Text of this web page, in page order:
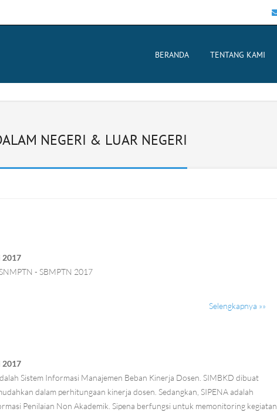
BERANDA TENTANG KAMI
NEGERI & LUAR NEGERI
2017
- SBMPTN 2017
Selengkapnya »»
2017
Sistem Informasi Manajemen Beban Kinerja Dosen. SIMBKD dibuat
dalam perhitungaan kinerja dosen. Sedangkan, SIPENA adalah
Penilaian Non Akademik. Sipena berfungsi untuk memonitoring kegiatan